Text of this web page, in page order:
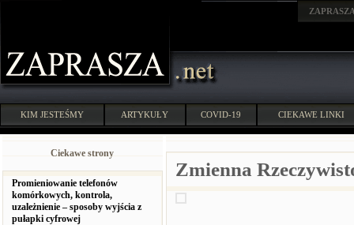
KIM JESTEŚMY ARTYKUŁY COVID-19 CIEKAWE LINKI
Ciekawe strony
Promieniowanie telefonów
komórkowych, kontrola,
uzależnienie – sposoby wyjścia z
pułapki cyfrowej
Zmienna